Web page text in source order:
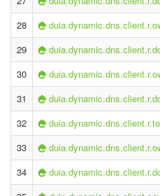
28
29
30
31
32
33
34